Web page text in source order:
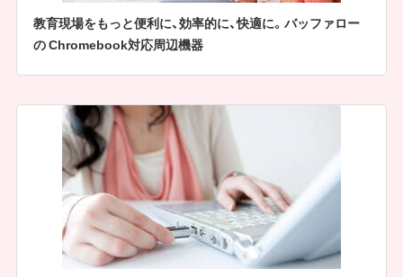
教育現場をもっと便利に、効率的に、快適に。バッファロー
の Chromebook対応周辺機器